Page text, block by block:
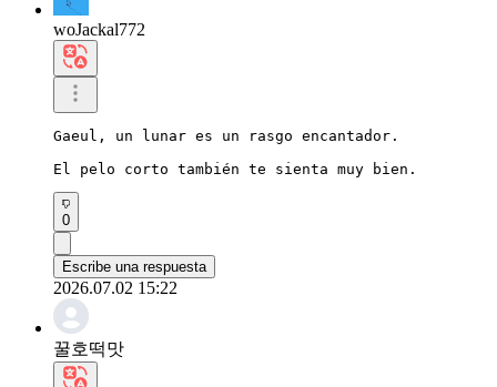
woJackal772
Gaeul, un lunar es un rasgo encantador.
El pelo corto también te sienta muy bien.
0
Escribe una respuesta
2026.07.02 15:22
꿀호떡맛